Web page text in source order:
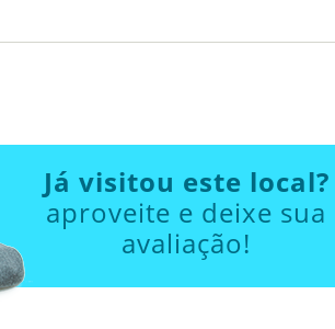
Já visitou este local?
aproveite e deixe sua
avaliação!